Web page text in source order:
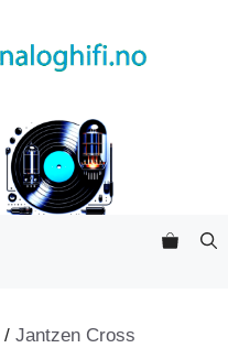
/ Jantzen Cross